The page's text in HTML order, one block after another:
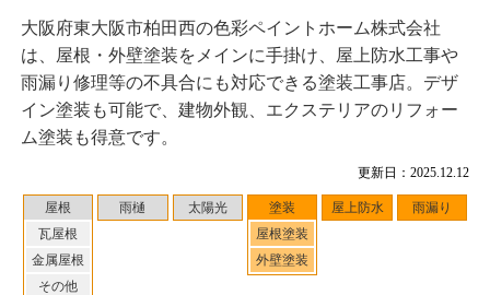
更新日：2025.12.12
屋根
瓦屋根
金属屋根
その他
雨樋 太陽光
塗装
屋根塗装
外壁塗装
屋上防水 雨漏り
大阪府東大阪市柏田西の色彩ペイントホーム株式会社
は、屋根・外壁塗装をメインに手掛け、屋上防水工事や
雨漏り修理等の不具合にも対応できる塗装工事店。デザ
イン塗装も可能で、建物外観、エクステリアのリフォー
ム塗装も得意です。